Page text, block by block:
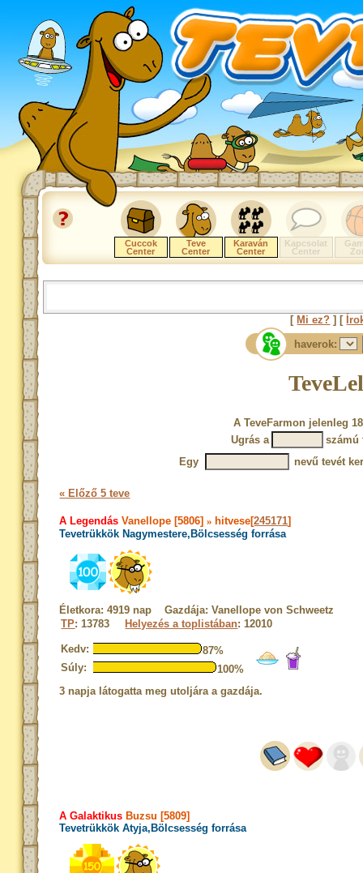
Cuccok
Center
Teve
Center
Karaván
Center
Kapcsolat
Center
[ Mi ez? ] [
haverok:
A TeveFarmon jelenleg
Ugrás a
számú
Egy
nevű tevét
« Előző 5 teve
A Legendás Vanellope [5806]» hitvese[245171]
Tevetrükkök Nagymestere,Bölcsesség forrása
Életkora: 4919 nap Gazdája: Vanellope von Schweetz
TP: 13783 Helyezés a toplistában: 12010
Kedv:
87%
Súly:
100%
3 napja látogatta meg utoljára a gazdája.
A Galaktikus Buzsu [5809]
Tevetrükkök Atyja,Bölcsesség forrása